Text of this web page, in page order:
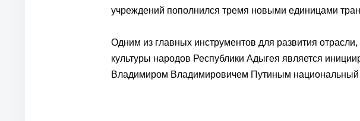
учреждений пополнился тремя новыми единицами
Одним из главных инструментов для развития
культуры народов Республики Адыгея является
Владимиром Владимировичем Путиным национальный